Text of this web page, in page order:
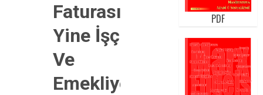
Faturası
Yine İşçi
Ve
Emekliye
PDF